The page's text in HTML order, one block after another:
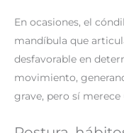
En ocasiones, el
mandíbula que
desfavorable en
movimiento,
grave, pero sí